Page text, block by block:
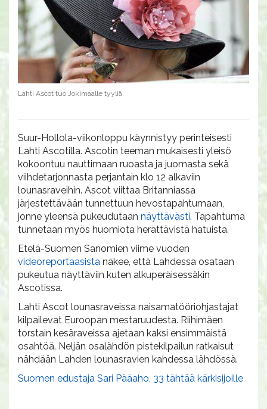
Lahti Ascot tuo Jokimaalle tyyliä.
Suur-Hollola-viikonloppu käynnistyy perinteisesti
Lahti Ascotilla. Ascotin teeman mukaisesti yleisö
kokoontuu nauttimaan ruoasta ja juomasta sekä
viihdetarjonnasta perjantain klo 12 alkaviin
lounasraveihin. Ascot viittaa Britanniassa
järjestettävään tunnettuun hevostapahtumaan,
jonne yleensä pukeudutaan näyttävästi. Tapahtuma
tunnetaan myös huomiota herättävistä hatuista.
Etelä-Suomen Sanomien viime vuoden
videoreportaasista näkee, että Lahdessa osataan
pukeutua näyttäviin kuten alkuperäisessäkin
Ascotissa.
Lahti Ascot lounasraveissa naisamatööriohjastajat
kilpailevat Euroopan mestaruudesta. Riihimäen
torstain kesäraveissa ajetaan kaksi ensimmäistä
osahtöä. Neljän osalähdön pistekilpailun ratkaisut
nähdään Lahden lounasravien kahdessa lähdössä.
Suomen edustaja Sari Pääaho, 33 tähtää kärkisijoille